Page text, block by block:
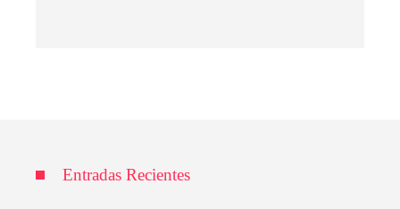
Entradas Recientes